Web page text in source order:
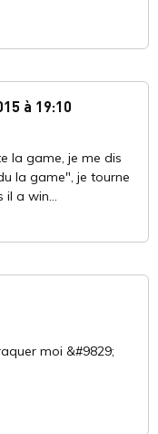
à 19:10
la game, je me dis
la game", je tourne
il a win...
moi &#9829;